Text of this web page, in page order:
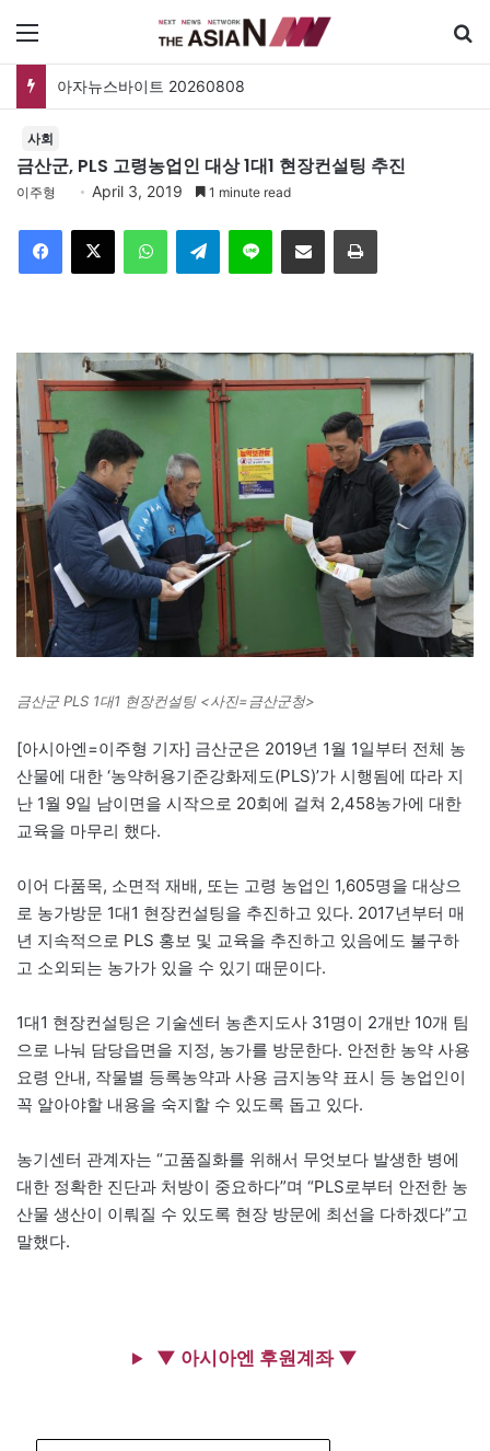
아자뉴스바이트 20260808
사회
금산군, PLS 고령농업인 대상 1대1 현장컨설팅 추진
이주형 April 3, 2019 1 minute read
Telegram 이메일
금산군 PLS 1대1 현장컨설팅 <사진=금산군청>
[아시아엔=이주형 기자] 금산군은 2019년 1월 1일부터 전체 농
산물에 대한 ‘농약허용기준강화제도(PLS)’가 시행됨에 따라 지
난 1월 9일 남이면을 시작으로 20회에 걸쳐 2,458농가에 대한
교육을 마무리 했다.
이어 다품목, 소면적 재배, 또는 고령 농업인 1,605명을 대상으
로 농가방문 1대1 현장컨설팅을 추진하고 있다. 2017년부터 매
년 지속적으로 PLS 홍보 및 교육을 추진하고 있음에도 불구하
고 소외되는 농가가 있을 수 있기 때문이다.
1대1 현장컨설팅은 기술센터 농촌지도사 31명이 2개반 10개 팀
으로 나눠 담당읍면을 지정, 농가를 방문한다. 안전한 농약 사용
요령 안내, 작물별 등록농약과 사용 금지농약 표시 등 농업인이
꼭 알아야할 내용을 숙지할 수 있도록 돕고 있다.
농기센터 관계자는 “고품질화를 위해서 무엇보다 발생한 병에
대한 정확한 진단과 처방이 중요하다”며 “PLS로부터 안전한 농
산물 생산이 이뤄질 수 있도록 현장 방문에 최선을 다하겠다”고
말했다.
▼ 아시아엔 후원계좌 ▼